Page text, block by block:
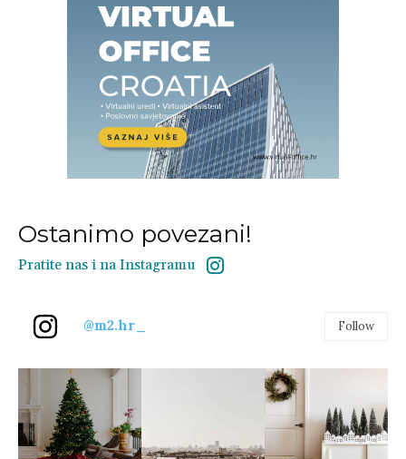
Ostanimo povezani!
Pratite nas i na Instagramu
@m2.hr_ Follow